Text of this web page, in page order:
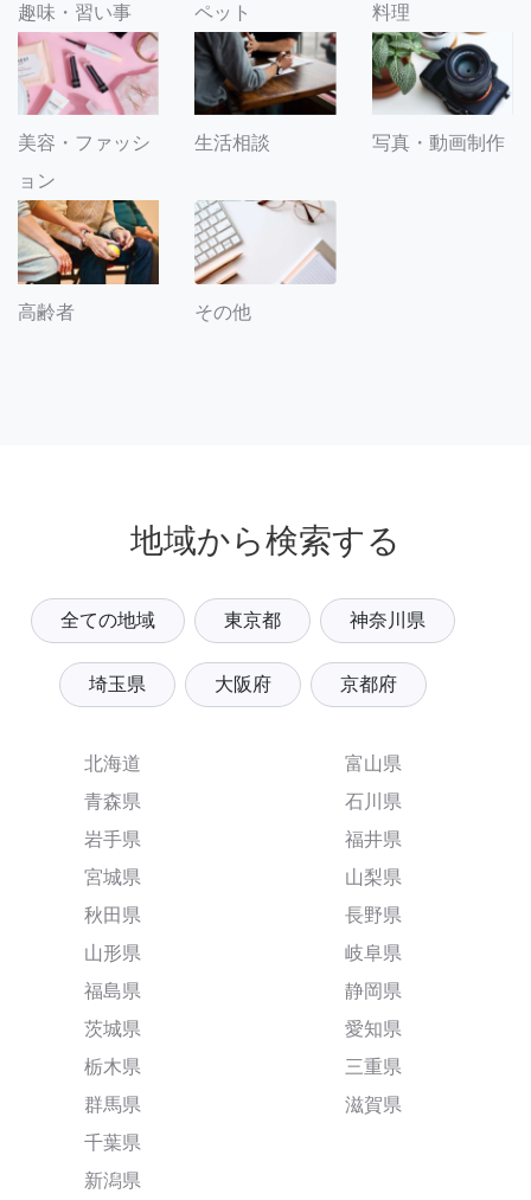
趣味・習い事 ペット 料理
美容・ファッシ
ョン
生活相談 写真・動画制作
高齢者 その他
地域から検索する
全ての地域 東京都 神奈川県
埼玉県 大阪府 京都府
北海道
青森県
岩手県
宮城県
秋田県
山形県
福島県
茨城県
栃木県
群馬県
千葉県
新潟県
富山県
石川県
福井県
山梨県
長野県
岐阜県
静岡県
愛知県
三重県
滋賀県